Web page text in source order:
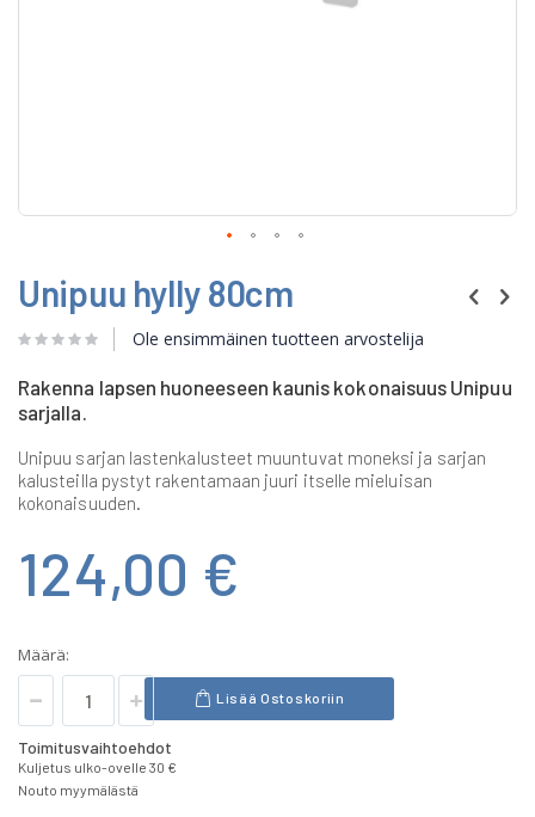
to
the
beginning
of
images
gallery
Unipuu hylly 80cm
Ole ensimmäinen tuotteen arvostelija
Rakenna lapsen huoneeseen kaunis kokonaisuus Unipuu
sarjalla.
Unipuu sarjan lastenkalusteet muuntuvat moneksi ja sarjan
kalusteilla pystyt rakentamaan juuri itselle mieluisan
kokonaisuuden.
124,00 €
Määrä:
Lisää Ostoskoriin
Toimitusvaihtoehdot
Kuljetus ulko-ovelle 30 €
Nouto myymälästä